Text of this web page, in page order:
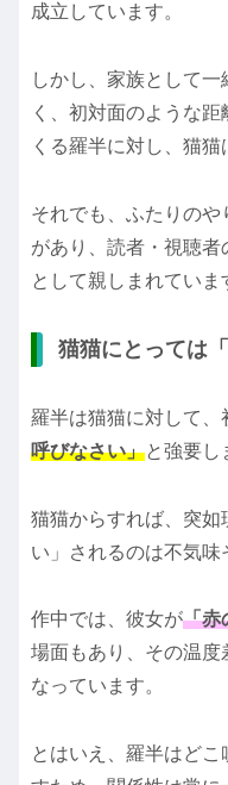
成立しています。
しかし、家族として
く、初対面のような
くる羅半に対し、猫猫
それでも、ふたりのや
があり、読者・視聴者
として親しまれていま
猫猫にとっては
羅半は猫猫に対して、
呼びなさい」と強要し
猫猫からすれば、突如
い」されるのは不気味
作中では、彼女が「赤
場面もあり、その温度
なっています。
とはいえ、羅半はど